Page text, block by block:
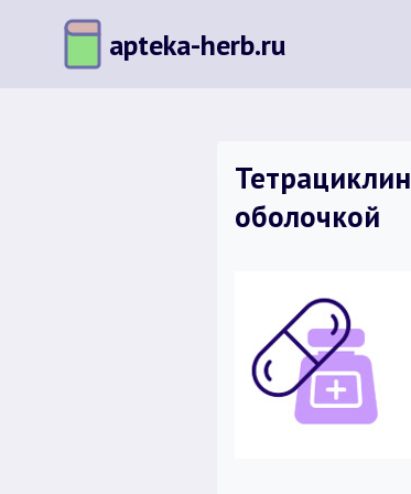
содержимому
apteka-herb.ru
оболочкой